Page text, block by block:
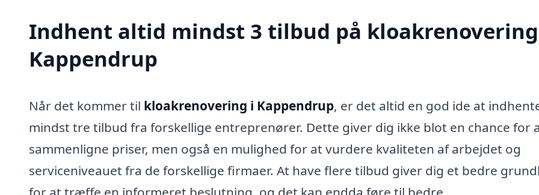
Indhent altid mindst 3 tilbud på
Kappendrup
Når det kommer til kloakrenovering i Kappendrup, er det altid en god ide at
mindst tre tilbud fra forskellige entreprenører. Dette giver dig ikke blot en chance for
sammenligne priser, men også en mulighed for at vurdere kvaliteten af arbejdet og
serviceniveauet fra de forskellige firmaer. At have flere tilbud giver dig et bedre